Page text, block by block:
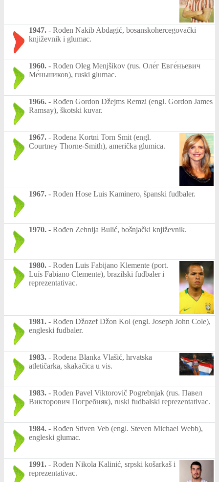
1947. - Rođen Nakib Abdagić, bosanskohercegovački
književnik i glumac.
1960. - Rođen Oleg Menjšikov (rus. Оле́г Евге́ньевич
Ме́ньшиков), ruski glumac.
1966. - Rođen Gordon Džejms Remzi (engl. Gordon James
Ramsay), škotski kuvar.
1967. - Rođena Kortni Torn Smit (engl.
Courtney Thorne-Smith), američka glumica.
1967. - Rođen Hose Luis Kaminero, španski fudbaler.
1970. - Rođen Zehnija Bulić, bošnjački književnik.
1980. - Rođen Luis Fabijano Klemente (port.
Luís Fabiano Clemente), brazilski fudbaler i
reprezentativac.
1981. - Rođen Džozef Džon Kol (engl. Joseph John Cole),
engleski fudbaler.
1983. - Rođena Blanka Vlašić, hrvatska
atletičarka, skakačica u vis.
1983. - Rođen Pavel Viktorovič Pogrebnjak (rus. Павел
Викторович Погребняк), ruski fudbalski reprezentativac.
1984. - Rođen Stiven Veb (engl. Steven Michael Webb),
engleski glumac.
1991. - Rođen Nikola Kalinić, srpski košarkaš i
reprezentativac.